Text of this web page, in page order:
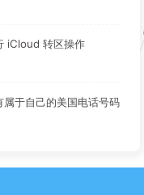
iCloud 转区操作
于自己的美国电话号码